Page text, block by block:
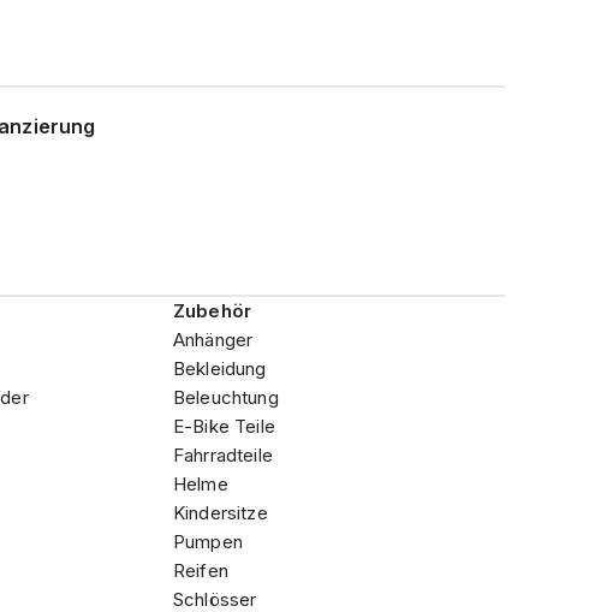
Zubehör
Anhänger
Bekleidung
Beleuchtung
E-Bike Teile
Fahrradteile
Helme
Kindersitze
Pumpen
Reifen
Schlösser